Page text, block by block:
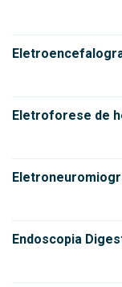
Eletroforese de
Endoscopia